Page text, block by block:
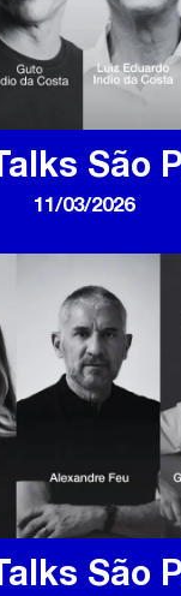
São
11/03/2026
São